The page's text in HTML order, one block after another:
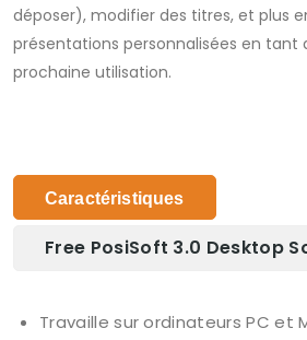
déposer), modifier des titres, et plus
présentations personnalisées en tant
prochaine utilisation.
Caractéristiques
Free PosiSoft 3.0 Desktop
Travaille sur ordinateurs PC et